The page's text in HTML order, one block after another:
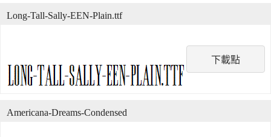
下載點
Long-Tall-Sally-EEN-Plain.ttf
Americana-Dreams-Condensed